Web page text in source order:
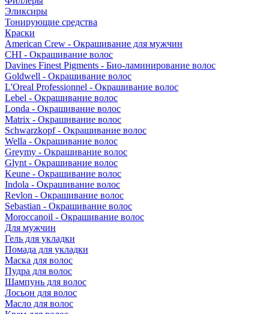
Эликсиры
Тонирующие средства
Краски
American Crew - Окрашивание для мужчин
CHI - Окрашивание волос
Davines Finest Pigments - Био-ламинирование волос
Goldwell - Окрашивание волос
L'Oreal Professionnel - Окрашивание волос
Lebel - Окрашивание волос
Londa - Окрашивание волос
Matrix - Окрашивание волос
Schwarzkopf - Окрашивание волос
Wella - Окрашивание волос
Greymy - Окрашивание волос
Glynt - Окрашивание волос
Keune - Окрашивание волос
Indola - Окрашивание волос
Revlon - Окрашивание волос
Sebastian - Окрашивание волос
Moroccanoil - Окрашивание волос
Для мужчин
Гель для укладки
Помада для укладки
Маска для волос
Пудра для волос
Шампунь для волос
Лосьон для волос
Масло для волос